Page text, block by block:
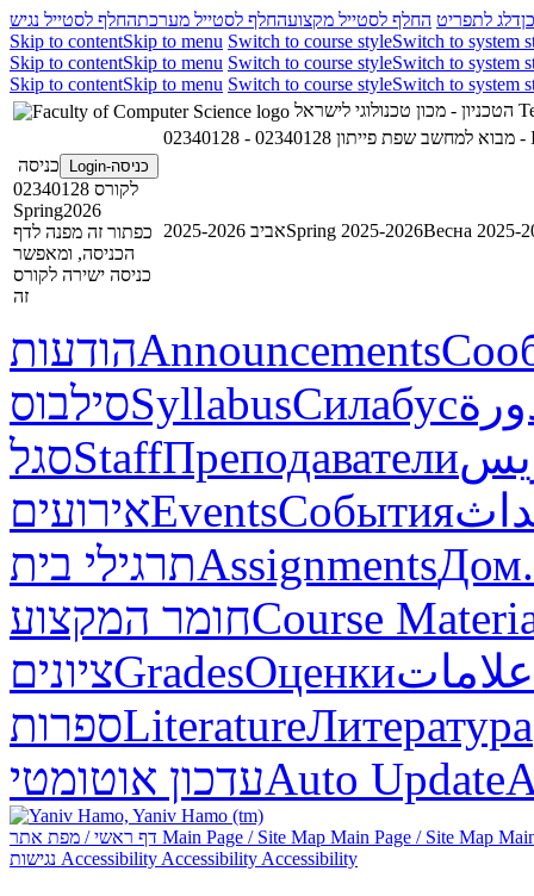
דלג לתפריט החלף לסטייל מקצועהחלף לסטייל מערכתהחלף לסטייל נגיש
Skip to contentSkip to menu Switch to course styleSwitch to system
Skip to contentSkip to menu Switch to course styleSwitch to system
Skip to contentSkip to menu Switch to course styleSwitch to system
02340128 - מבוא למחשב שפת פייתון
כניסה-Login
כניסה
לקורס 02340128
Spring2026
כפתור זה מפנה לדף
הכניסה, ומאפשר
כניסה ישירה לקורס
זה
אביב 2025-2026Spring 2025-2026Весна 2025-
הודעותAnnouncements
סילבוסSyllabusСилабус
סגלStaffПреподаватели
אירועיםEventsСобытия
תרגילי ביתAssignmentsДом.
חומר המקצועCourse
ציוניםGradesОценкиعلامات
ספרותLiteratureЛитература
עדכון אוטומטיAuto Update
Main Page / Site Map Main Page / Site Map
Accessibility Accessibility Accessibility